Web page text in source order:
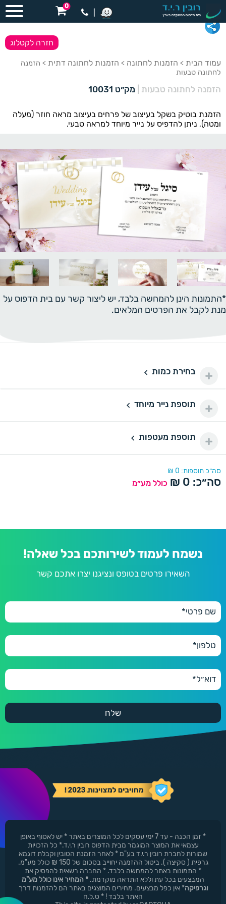
0
עמוד הבית > הזמנות לחתונה > הזמנות לחתונה דתית > הזמנה
לחתונה טבעות
הזמנה לחתונה טבעות מק״ט 10031
חזרה לקטלוג
הזמנת בוטיק בשקל בעיצוב של פרחים בעיצוב מראה חוזר (מעלה
ומטה), ניתן להדפיס על נייר מיוחד למראה טבעי.
*התמונות הינן להמחשה בלבד, יש ליצור קשר עם בית הדפוס על
מנת לקבל את הפרטים המלאים.
50 50 יחידות
100 יחידות
200 ₪
240 ₪
250 250 יחידות
470 ₪
490 ₪
500 500 יחידות
600
660 ₪
בחירת כמות
תוספת נייר מיוחד
נייר מיוחד דורינה
נייר מיוחד פנינה
תוספת נייר מיוחד
תוספת מעטפות
דורינה
תוספת מעטפות
סה״כ תוספות: 0
₪
סה״כ: 0
₪ כולל מע״מ
נשמח לעמוד לשירותכם בכל שאלה!
השאירו פרטים בטופס ונציגנו יצרו אתכם קשר
* זמן הכנה - עד 7 ימי עסקים לכל המוצרים באתר * יש לאסוף באופן
עצמאי את המוצר המוגמר מבית הדפוס רובין ר.י.ד.* כל הזכויות
שמורות לחברת רובין ר.י.ד בע"מ * לאחר הזמנת הטובין וקבלת דוגמא
גרפית ( סקיצה ). ביטול ההזמנה יחוייב בסכום של 150 ₪ כולל מע"מ.
* התמונות באתר להמחשה בלבד. * החברה רשאית להפסיק את
המבצעים בכל עת וללא התראה מוקדמת. * המחיר אינו כולל מע"מ
וגרפיקה* אין כפל מבצעים. מחירים המוצגים באתר הם להזמנות דרך
האתר בלבד ! * ט.ל.ח